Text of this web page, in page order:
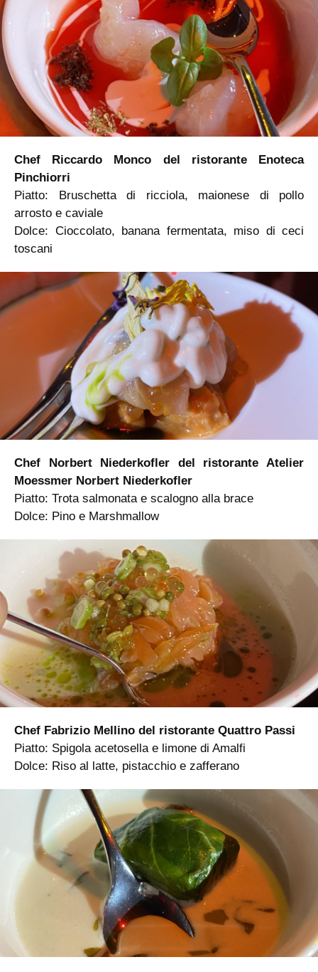
Chef Riccardo Monco del ristorante Enoteca
Pinchiorri
Piatto: Bruschetta di ricciola, maionese di pollo
arrosto e caviale
Dolce: Cioccolato, banana fermentata, miso di ceci
toscani
Chef Norbert Niederkofler del ristorante Atelier
Moessmer Norbert Niederkofler
Piatto: Trota salmonata e scalogno alla brace
Dolce: Pino e Marshmallow
Chef Fabrizio Mellino del ristorante Quattro Passi
Piatto: Spigola acetosella e limone di Amalfi
Dolce: Riso al latte, pistacchio e zafferano